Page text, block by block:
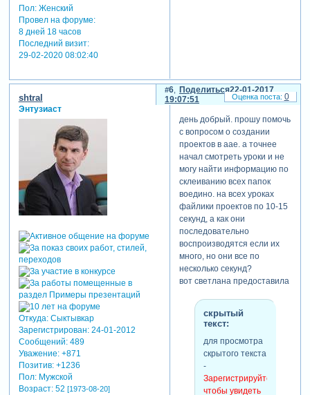
Пол:Женский
Провел на форуме:
8 дней 18 часов
Последний визит:
29-02-2020 08:02:40
Поделиться
6
22-01-2017
19:07:51
shtral
Энтузиаст
Откуда:Сыктывкар
Зарегистрирован: 24-01-2012
Сообщений:489
Уважение: +871
Позитив: +1236
Пол:Мужской
Возраст:52 [1973-08-20]
день добрый. прошу помочь
с вопросом о создании
проектов в aae. а точнее
начал смотреть уроки и не
могу найти информацию по
склеиванию всех папок
воедино. на всех уроках
файлики проектов по 10-15
секунд, а как они
последовательно
воспроизводятся если их
много, но они все по
несколько секунд?
вот светлана предоставила
скрытый
текст:
для просмотра
скрытого текста
-
Зарегистрируйтесь,
чтобы увидеть
0